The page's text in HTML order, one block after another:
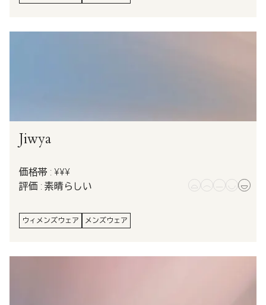
Jiwya
価格帯 : ¥¥¥
評価 : 素晴らしい
ウィメンズウェア メンズウェア